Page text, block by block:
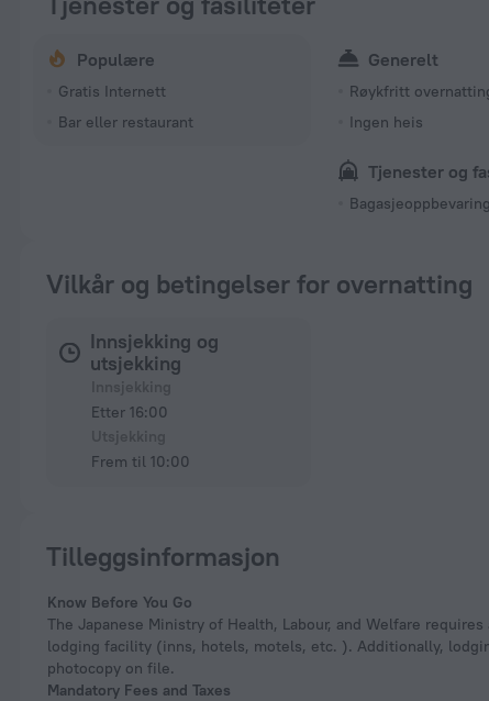
Populære
Gratis Internett
Bar eller restaurant
Generelt
Røykfritt
Ingen heis
Tjenester og
Bagasjeoppbevaring
Vilkår og betingelser for overnatting
Innsjekking og
utsjekking
Etter 16:00
Frem til 10:00
Tilleggsinformasjon
Know Before You Go
The Japanese Ministry of Health, Labour, and Welfare
lodging facility (inns, hotels, motels, etc. ). Additionally,
photocopy on file.
Mandatory Fees and Taxes